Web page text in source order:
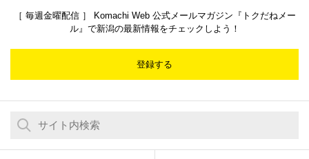
［ 毎週金曜配信 ］ Komachi Web 公式メールマガジン『トクだねメー
ル』で新潟の最新情報をチェックしよう！
登録する